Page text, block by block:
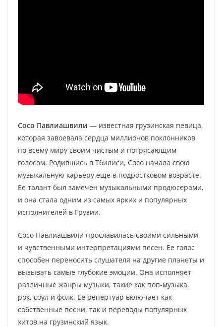
Сосо Павлиашвили — известная грузинская певица,
которая завоевала сердца миллионов поклонников
по всему миру своим чистым и потрясающим
голосом. Родившись в Тбилиси, Сосо начала свою
музыкальную карьеру еще в подростковом возрасте.
Ее талант был замечен музыкальными продюсерами,
и она стала одним из самых ярких и популярных
исполнителей в Грузии.
Сосо Павлиашвили прославилась своими сильными
и чувственными интерпретациями песен. Ее голос
способен переносить слушателя на другие планеты и
вызывать самые глубокие эмоции. Она исполняет
различные жанры музыки, такие как поп-музыка,
рок, соул и фолк. Ее репертуар включает как
собственные песни, так и переводы популярных
хитов на грузинский язык.